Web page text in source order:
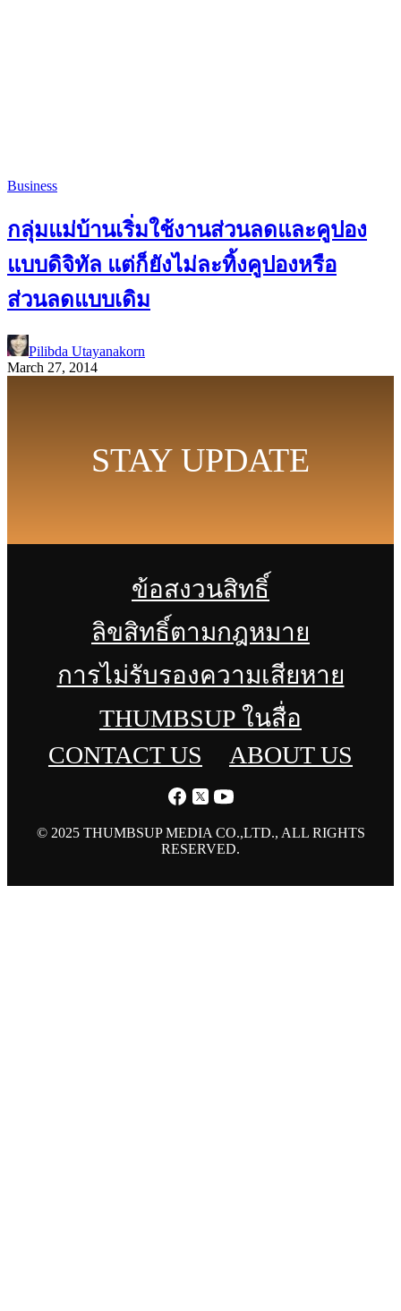
Business
กลุ่มแม่บ้านเริ่มใช้งานส่วนลดและคูปอง
แบบดิจิทัล แต่ก็ยังไม่ละทิ้งคูปองหรือ
ส่วนลดแบบเดิม
Pilibda Utayanakorn
March 27, 2014
STAY UPDATE
ข้อสงวนสิทธิ์
ลิขสิทธิ์ตามกฎหมาย
การไม่รับรองความเสียหาย
THUMBSUP ในสื่อ
CONTACT US
ABOUT US
© 2025 THUMBSUP MEDIA CO.,LTD., ALL RIGHTS
RESERVED.